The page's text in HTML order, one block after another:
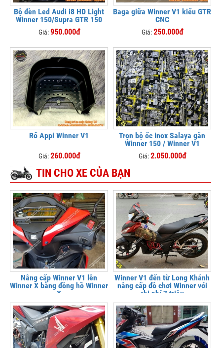
Bộ đèn Led Audi i8 HD Light
Winner 150/Supra GTR 150
Giá:950.000đ
Baga giữa Winner V1 kiểu GTR
CNC
Giá:250.000đ
Rổ Appi Winner V1
Giá:260.000đ
Trọn bộ ốc inox Salaya gắn
Winner 150 / Winner V1
Giá:2.050.000đ
TIN CHO XE CỦA BẠN
Nâng cấp Winner V1 lên
Winner X bằng đồng hồ Winner
X
Winner V1 đến từ Long Khánh
nâng cấp đồ chơi Winner với
chi phí 7 triệu